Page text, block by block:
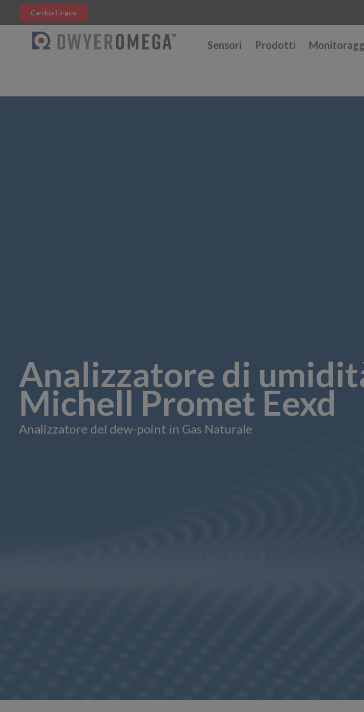
Cambia Lingua
Sensori Prodotti
Analizzatore di
Michell Promet Eexd
Analizzatore del dew-point in Gas Naturale